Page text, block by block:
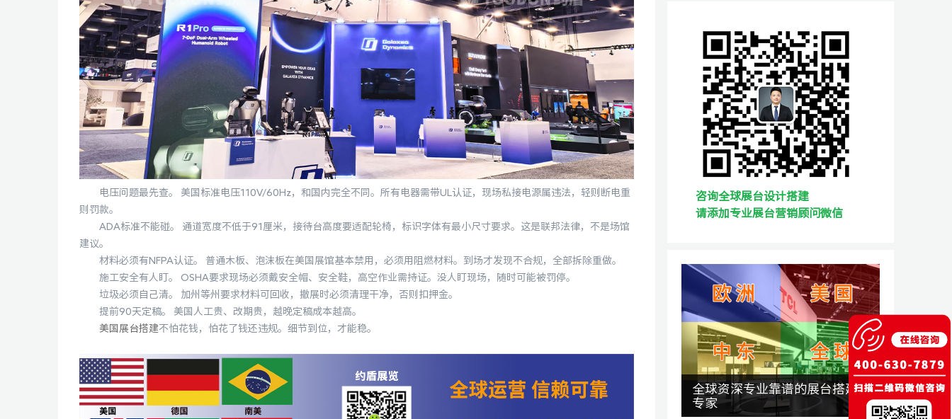
电压问题最先查。 美国标准电压110V/60Hz，和国内完全不同。所有电器需带UL认证，现场私接电源属违法，轻则断电重
则罚款。
ADA标准不能碰。 通道宽度不低于91厘米，接待台高度要适配轮椅，标识字体有最小尺寸要求。这是联邦法律，不是场馆
建议。
材料必须有NFPA认证。 普通木板、泡沫板在美国展馆基本禁用，必须用阻燃材料。到场才发现不合规，全部拆除重做。
施工安全有人盯。 OSHA要求现场必须戴安全帽、安全鞋，高空作业需持证。没人盯现场，随时可能被罚停。
垃圾必须自己清。 加州等州要求材料可回收，撤展时必须清理干净，否则扣押金。
提前90天定稿。 美国人工贵、改期贵，越晚定稿成本越高。
美国展台搭建不怕花钱，怕花了钱还违规。细节到位，才能稳。
咨询全球展台设计搭建
请添加专业展台营销顾问微信
全球资深专业靠谱的展台搭建
专家